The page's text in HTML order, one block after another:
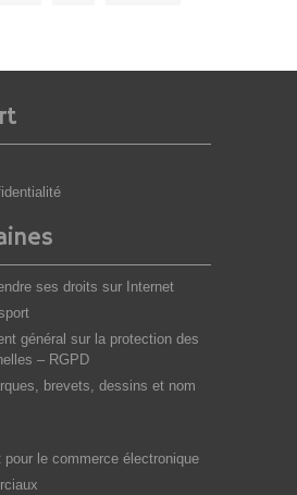
ses droits sur Internet
général sur la protection des
– RGPD
brevets, dessins et nom
le commerce électronique